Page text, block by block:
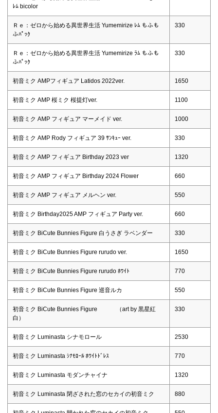
ﾚﾑ bicolor
Ｒｅ：ゼロから始める異世界生活 Yumemirize ﾚﾑ もふも
ふﾊﾟｯｸ
330
Ｒｅ：ゼロから始める異世界生活 Yumemirize ﾗﾑ もふも
ふﾊﾟｯｸ
330
初音ミク AMPフィギュア Latidos 2022ver. 1650
初音ミク AMP 桜ミク 桜提灯ver. 1100
初音ミク AMP フィギュア マーメイド ver. 1000
初音ミク AMP Rody フィギュア 39 ｻﾝｷｭｰ ver. 330
初音ミク AMP フィギュア Birthday 2023 ver 1320
初音ミク AMP フィギュア Birthday 2024 Flower 660
初音ミク AMP フィギュア メルヘン ver. 550
初音ミク Birthday2025 AMP フィギュア Party ver. 660
初音ミク BiCute Bunnies Figure 白うさぎ ラベンダー 330
初音ミク BiCute Bunnies Figure rurudo ver. 1650
初音ミク BiCute Bunnies Figure rurudo ﾎﾜｲﾄ 770
初音ミク BiCute Bunnies Figure 巡音ルカ 550
初音ミク BiCute Bunnies Figure （art by 黒星紅
白）
330
初音ミク Luminasta シナモロール 2530
初音ミク Luminasta ｼﾅﾓﾛｰﾙ ﾎﾜｲﾄﾄﾞﾚｽ 770
初音ミク Luminasta モダンチャイナ 1320
初音ミク Luminasta 閉ざされた窓のセカイの初音ミク 880